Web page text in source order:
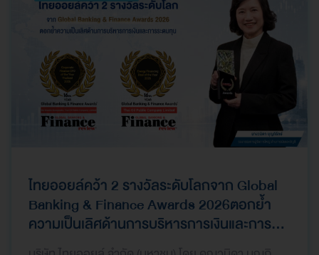
ไทยออยล์คว้า 2 รางวัลระดับโลกจาก Global
Banking & Finance Awards 2026ตอกย้ำ
ความเป็นเลิศด้านการบริหารการเงินและการ